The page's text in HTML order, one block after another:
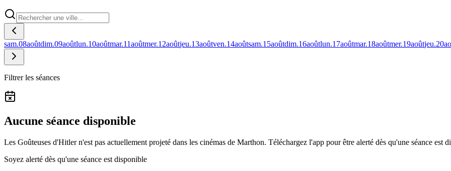
sam.08aoûtdim.09aoûtlun.10aoûtmar.11aoûtmer.12aoûtjeu.13aoûtven.14aoûtsam.15aoûtdim.16aoûtlun.17aoûtmar.18aoûtmer.19aoûtjeu.20
Filtrer les séances
Aucune séance disponible
Les Goûteuses d'Hitler n'est pas actuellement projeté dans les cinémas de Marthon. Téléchargez l'app pour être alerté dès qu'une séance est
Soyez alerté dès qu'une séance est disponible